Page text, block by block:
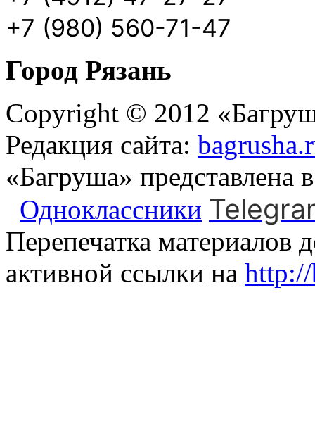
+7 (980) 560-71-47
Город Рязань
Copyright © 2012
Редакция сайта:
«Багруша» представлена
Одноклассники
Перепечатка материалов
активной ссылки на http://